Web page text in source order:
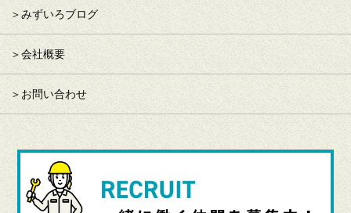
みずいろブログ
会社概要
お問い合わせ